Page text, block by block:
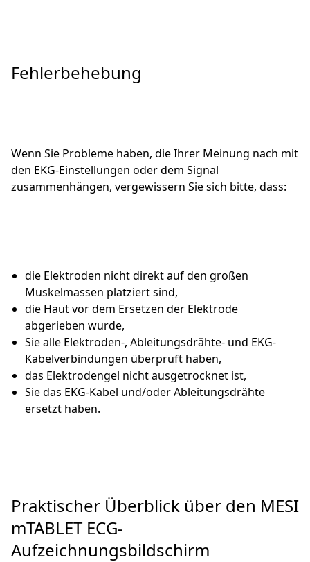
Fehlerbehebung
Wenn Sie Probleme haben, die Ihrer Meinung nach mit
den EKG-Einstellungen oder dem Signal
zusammenhängen, vergewissern Sie sich bitte, dass:
die Elektroden nicht direkt auf den großen
Muskelmassen platziert sind,
die Haut vor dem Ersetzen der Elektrode
abgerieben wurde,
Sie alle Elektroden-, Ableitungsdrähte- und EKG-
Kabelverbindungen überprüft haben,
das Elektrodengel nicht ausgetrocknet ist,
Sie das EKG-Kabel und/oder Ableitungsdrähte
ersetzt haben.
Praktischer Überblick über den MESI
mTABLET ECG-
Aufzeichnungsbildschirm